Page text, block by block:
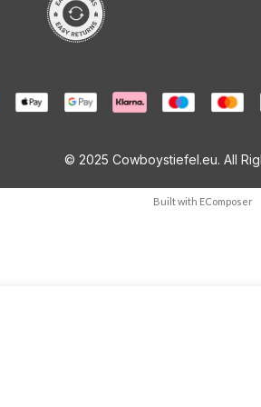
© 2025 Cowboystiefel.eu. All
Built with EComposer